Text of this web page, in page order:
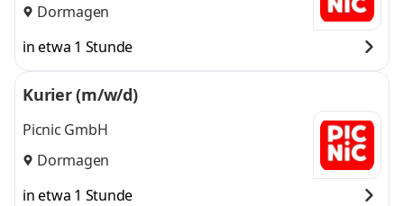
Dormagen
in etwa 1 Stunde
Kurier (m/w/d)
Picnic GmbH
Dormagen
in etwa 1 Stunde